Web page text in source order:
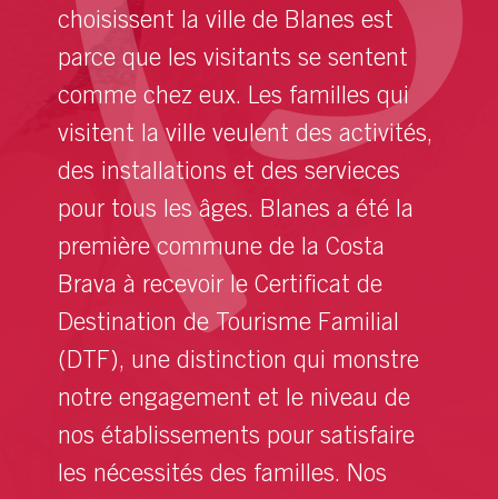
choisissent la ville de Blanes est
parce que les visitants se sentent
comme chez eux. Les familles qui
visitent la ville veulent des activités,
des installations et des servieces
pour tous les âges. Blanes a été la
première commune de la Costa
Brava à recevoir le Certificat de
Destination de Tourisme Familial
(DTF), une distinction qui monstre
notre engagement et le niveau de
nos établissements pour satisfaire
les nécessités des familles. Nos